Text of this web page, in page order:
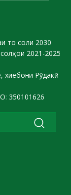
то соли 2030
2021-2025
Рӯдакӣ
350101626